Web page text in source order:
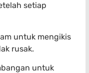
setiap
untuk mengikis
rusak.
untuk